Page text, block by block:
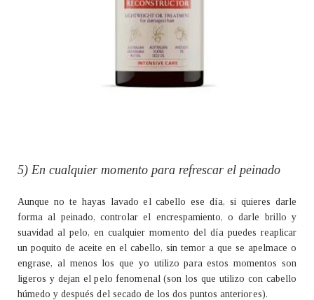
5) En cualquier momento para refrescar el peinado
Aunque no te hayas lavado el cabello ese día, si quieres darle
forma al peinado, controlar el encrespamiento, o darle brillo y
suavidad al pelo, en cualquier momento del día puedes reaplicar
un poquito de aceite en el cabello, sin temor a que se apelmace o
engrase, al menos los que yo utilizo para estos momentos son
ligeros y dejan el pelo fenomenal (son los que utilizo con cabello
húmedo y después del secado de los dos puntos anteriores).